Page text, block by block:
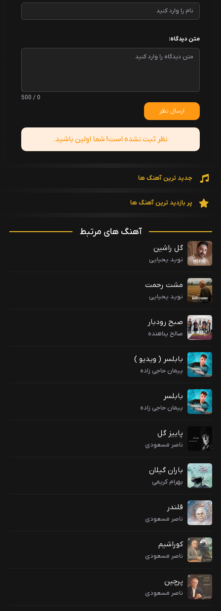
متن دیدگاه:
0 / 500
ارسال نظر
نظر ثبت نشده است! شما اولین باشید.
جدید ترین آهنگ ها
پر بازدید ترین آهنگ ها
آهنگ های مرتبط
گل راشین
نوید یحیایی
مشت رحمت
نوید یحیایی
صبح رودبار
صالح پناهنده
بابلسر ( ویدیو )
پیمان حاجی زاده
بابلسر
پیمان حاجی زاده
پاییز گل
ناصر مسعودی
باران گیلان
بهرام کریمی
قلندر
ناصر مسعودی
کوراشیم
ناصر مسعودی
پرچین
ناصر مسعودی